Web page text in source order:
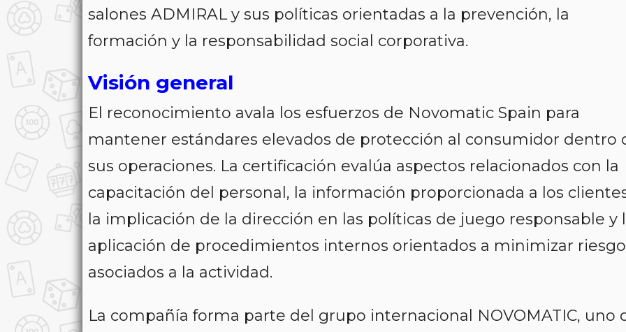
salones ADMIRAL y sus políticas orientadas a la prevención, la
formación y la responsabilidad social corporativa.
Visión general
El reconocimiento avala los esfuerzos de Novomatic Spain para
mantener estándares elevados de protección al consumidor dentro
sus operaciones. La certificación evalúa aspectos relacionados con la
capacitación del personal, la información proporcionada a los
la implicación de la dirección en las políticas de juego responsable y
aplicación de procedimientos internos orientados a minimizar
asociados a la actividad.
La compañía forma parte del grupo internacional NOVOMATIC, uno